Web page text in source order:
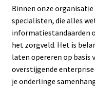
Binnen onze
specialisten, die alles
informatiestandaarden
het zorgveld. Het is
laten opereren op basis
overstijgende
je onderlinge